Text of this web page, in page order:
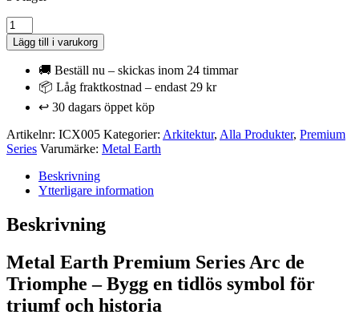
Metal
Earth
Premium
Series
Triomphe
-
Byggnad
mängd
Lägg till i varukorg
🚚 Beställ nu – skickas inom 24 timmar
📦 Låg fraktkostnad – endast 29 kr
↩️ 30 dagars öppet köp
Artikelnr: ICX005 Kategorier: Arkitektur, Alla Produkter, Premium
Series Varumärke: Metal Earth
Beskrivning
Ytterligare information
Beskrivning
Metal Earth Premium Series Arc de
Triomphe – Bygg en tidlös symbol för
triumf och historia